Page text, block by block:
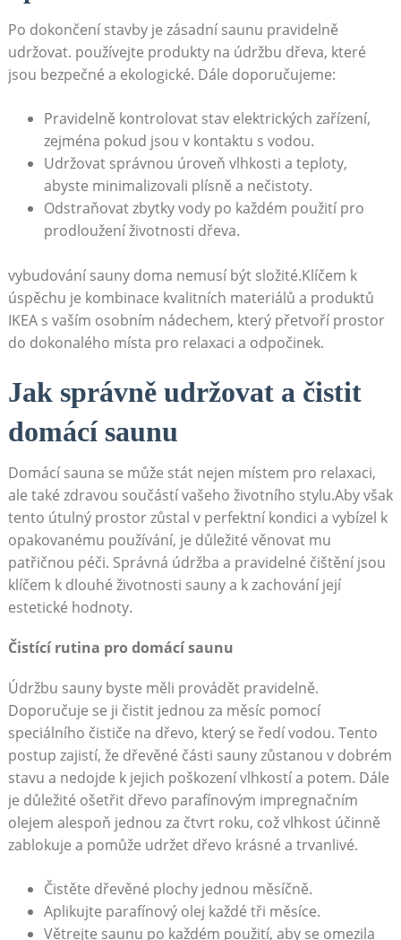
Po dokončení stavby ⁣je ​zásadní‍ saunu⁤ pravidelně
udržovat. používejte⁤ produkty na údržbu dřeva,⁣ které
jsou ⁤bezpečné a ⁣ekologické. Dále doporučujeme:
Pravidelně kontrolovat stav elektrických zařízení,
zejména pokud jsou‍ v kontaktu s vodou.
Udržovat správnou úroveň vlhkosti a teploty,
abyste minimalizovali plísně a nečistoty.
Odstraňovat zbytky vody ⁤po každém použití‌ pro
prodloužení⁢ životnosti ⁢dřeva.
vybudování sauny doma nemusí ⁣být‌ složité.Klíčem⁣ k
úspěchu⁢ je ⁤kombinace ⁣kvalitních materiálů a produktů
IKEA s vaším osobním‌ nádechem, který přetvoří prostor
do‌ dokonalého místa pro relaxaci a odpočinek.
Jak správně ⁢udržovat⁣ a čistit
domácí⁤ saunu
Domácí⁢ sauna​ se může stát ‌nejen místem pro ‍relaxaci,
ale také zdravou součástí vašeho životního stylu.Aby však
tento útulný ​prostor zůstal v​ perfektní ​kondici a vybízel k
opakovanému⁣ používání,⁢ je důležité‌ věnovat mu‍
patřičnou péči. Správná ⁤údržba ‌a pravidelné čištění jsou
klíčem k dlouhé životnosti sauny a‌ k‌ zachování její
‍estetické hodnoty.
Čistící⁤ rutina pro domácí‍ saunu
Údržbu sauny byste měli provádět​ pravidelně.
Doporučuje se ji ⁤čistit⁤ jednou za měsíc pomocí
speciálního čističe na dřevo,⁢ který se ředí vodou. Tento
postup zajistí, že dřevěné části sauny zůstanou ‍v dobrém
stavu a nedojde k jejich poškození vlhkostí ‌a potem. Dále
je důležité ošetřit ⁣dřevo parafínovým⁢ impregnačním
olejem alespoň ⁤jednou za čtvrt roku, což vlhkost účinně
zablokuje a‍ pomůže udržet dřevo krásné a trvanlivé.
Čistěte dřevěné plochy jednou měsíčně.
Aplikujte parafínový olej každé tři​ měsíce.
Větrejte saunu po ​každém použití, aby se omezila